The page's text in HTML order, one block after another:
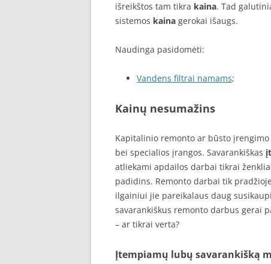
išreikštos tam tikra kaina. Tad
sistemos kaina gerokai išaugs.
Naudinga pasidomėti:
Vandens filtrai namams;
Kainų nesumažins
Kapitalinio remonto ar būsto
bei specialios įrangos. Savarankiškas
atliekami apdailos darbai tikrai
padidins. Remonto darbai tik
ilgainiui jie pareikalaus daug
savarankiškus remonto darbus gerai
– ar tikrai verta?
Įtempiamų lubų savarankišką